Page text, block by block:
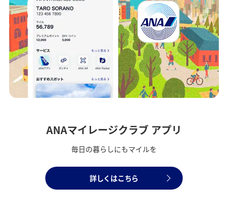
ANAマイレージクラブ アプリ
毎日の暮らしにもマイルを
詳しくはこちら